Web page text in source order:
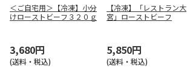
＜ご自宅用＞【冷凍】小分
けローストビーフ３２０ｇ
3,680円
(送料・税込)
【冷凍】「レストラン大
宮」ローストビーフ
5,850円
(送料・税込)